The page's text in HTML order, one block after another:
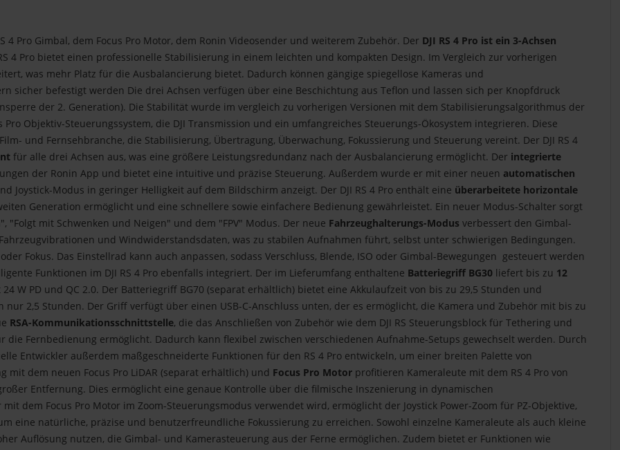
4 Pro Gimbal, dem Focus Pro Motor, dem Ronin Videosender und weiterem Zubehör. Der DJI RS 4 Pro ist ein 3-Achsen
4 Pro bietet einen professionelle Stabilisierung in einem leichten und kompakten Design. Im Vergleich zur vorherigen
was mehr Platz für die Ausbalancierung bietet. Dadurch können gängige spiegellose Kameras und
sicher befestigt werden Die drei Achsen verfügen über eine Beschichtung aus Teflon und lassen sich per Knopfdruck
der 2. Generation). Die Stabilität wurde im vergleich zu vorherigen Versionen mit dem Stabilisierungsalgorithmus der
Objektiv-Steuerungssystem, die DJI Transmission und ein umfangreiches Steuerungs-Ökosystem integrieren. Diese
und Fernsehbranche, die Stabilisierung, Übertragung, Überwachung, Fokussierung und Steuerung vereint. Der DJI RS 4
für alle drei Achsen aus, was eine größere Leistungsredundanz nach der Ausbalancierung ermöglicht. Der integrierte
der Ronin App und bietet eine intuitive und präzise Steuerung. Außerdem wurde er mit einer neuen automatischen
Joystick-Modus in geringer Helligkeit auf dem Bildschirm anzeigt. Der DJI RS 4 Pro enthält eine überarbeitete horizontale
Generation ermöglicht und eine schnellere sowie einfachere Bedienung gewährleistet. Ein neuer Modus-Schalter sorgt
mit Schwenken und Neigen" und dem "FPV" Modus. Der neue Fahrzeughalterungs-Modus verbessert den Gimbal-
und Windwiderstandsdaten, was zu stabilen Aufnahmen führt, selbst unter schwierigen Bedingungen.
Fokus. Das Einstellrad kann auch anpassen, sodass Verschluss, Blende, ISO oder Gimbal-Bewegungen gesteuert werden
Funktionen im DJI RS 4 Pro ebenfalls integriert. Der im Lieferumfang enthaltene Batteriegriff BG30 liefert bis zu 12
W PD und QC 2.0. Der Batteriegriff BG70 (separat erhältlich) bietet eine Akkulaufzeit von bis zu 29,5 Stunden und
2,5 Stunden. Der Griff verfügt über einen USB-C-Anschluss unten, der es ermöglicht, die Kamera und Zubehör mit bis zu
RSA-Kommunikationsschnittstelle, die das Anschließen von Zubehör wie dem DJI RS Steuerungsblock für Tethering und
Fernbedienung ermöglicht. Dadurch kann flexibel zwischen verschiedenen Aufnahme-Setups gewechselt werden. Durch
Entwickler außerdem maßgeschneiderte Funktionen für den RS 4 Pro entwickeln, um einer breiten Palette von
dem neuen Focus Pro LiDAR (separat erhältlich) und Focus Pro Motor profitieren Kameraleute mit dem RS 4 Pro von
Entfernung. Dies ermöglicht eine genaue Kontrolle über die filmische Inszenierung in dynamischen
dem Focus Pro Motor im Zoom-Steuerungsmodus verwendet wird, ermöglicht der Joystick Power-Zoom für PZ-Objektive,
eine natürliche, präzise und benutzerfreundliche Fokussierung zu erreichen. Sowohl einzelne Kameraleute als auch kleine
Auflösung nutzen, die Gimbal- und Kamerasteuerung aus der Ferne ermöglichen. Zudem bietet er Funktionen wie